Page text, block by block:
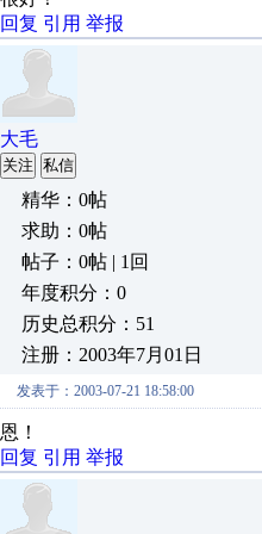
回复 引用 举报
大毛
关注 私信
精华：0帖
求助：0帖
帖子：0帖 | 1回
年度积分：0
历史总积分：51
注册：2003年7月01日
发表于：2003-07-21 18:58:00
恩！
回复 引用 举报